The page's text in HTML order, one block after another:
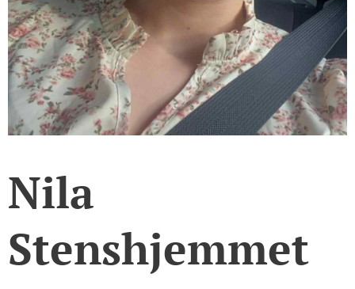
Nila
Stenshjemmet